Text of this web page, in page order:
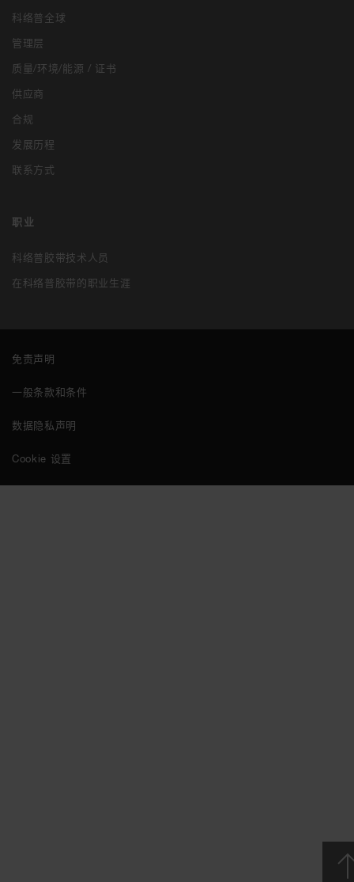
科络普全球
管理层
质量/环境/能源 / 证书
供应商
合规
发展历程
联系方式
职业
科络普胶带技术人员
在科络普胶带的职业生涯
免责声明
一般条款和条件
数据隐私声明
Cookie 设置